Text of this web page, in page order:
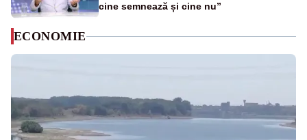
cine semnează și cine nu”
ECONOMIE